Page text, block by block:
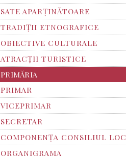
SATE APARȚINĂTOARE
TRADIȚII ETNOGRAFICE
OBIECTIVE CULTURALE
ATRACȚII TURISTICE
PRIMĂRIA
PRIMAR
VICEPRIMAR
SECRETAR
COMPONENȚA CONSILIUL
ORGANIGRAMA